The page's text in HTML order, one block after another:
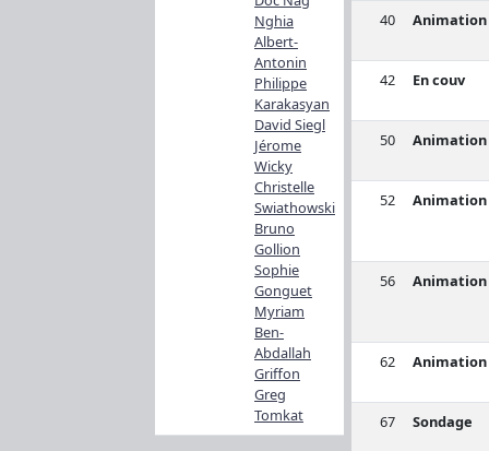
Nghia
Albert-
Antonin
Philippe
Karakasyan
David Siegl
Jérome
Wicky
Christelle
Swiathowski
Bruno
Gollion
Sophie
Gonguet
Myriam
Ben-
Abdallah
Griffon
Greg
Tomkat
40
Animation
42 En couv
50 Animation
52 Animation
56 Animation
62 Animation
67 Sondage